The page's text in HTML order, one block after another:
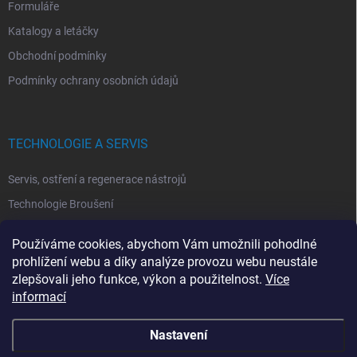
Používáme cookies, abychom Vám umožnili pohodlné
prohlížení webu a díky analýze provozu webu neustále
zlepšovali jeho funkce, výkon a použitelnost. Více
informací
Nastavení
Formuláře
Katalogy a letáčky
Obchodní podmínky
Podmínky ochrany osobních údajů
TECHNOLOGIE A SERVIS
Servis, ostření a regenerace nástrojů
Technologie Broušení
Technologie Laserová Ablace